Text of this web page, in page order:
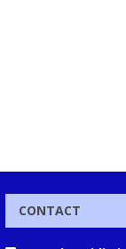
CONTACT